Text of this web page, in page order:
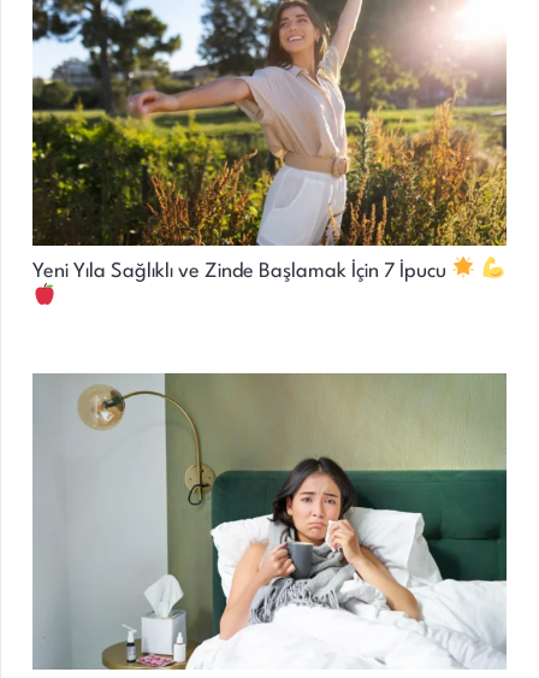
Yeni Yıla Sağlıklı ve Zinde Başlamak İçin 7 İpucu